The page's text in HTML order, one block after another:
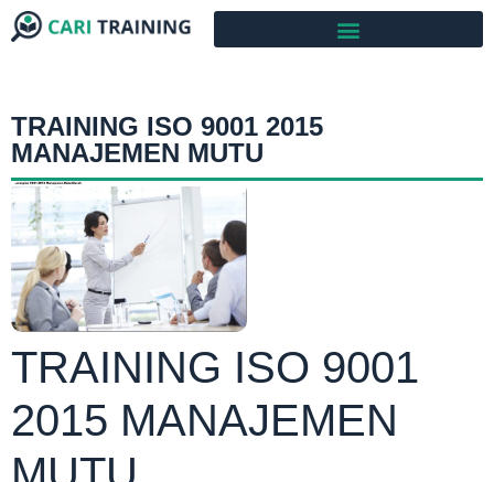
TRAINING ISO 9001 2015
MANAJEMEN MUTU
TRAINING ISO 9001
2015 MANAJEMEN